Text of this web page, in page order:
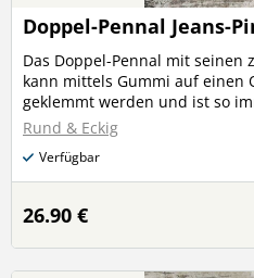
Doppel-Pennal Jeans-
Das Doppel-Pennal mit seinen
kann mittels Gummi auf einen
geklemmt werden und ist so immer
Etui passen z.B. Stifte, das
Kunststoffgewebe gefüttert,
darin verstaut und das Futter
desinfiziert werden kann. Ins hintere Pennal passen aber
auch z.B. eine Lesebrille,
kleine Lineale etc. oder ein Handy. Größe: 21 x
Ordner, Stifte, Brille,
sind nicht im Angebot
Rund & Eckig
Verfügbar
26.90 €